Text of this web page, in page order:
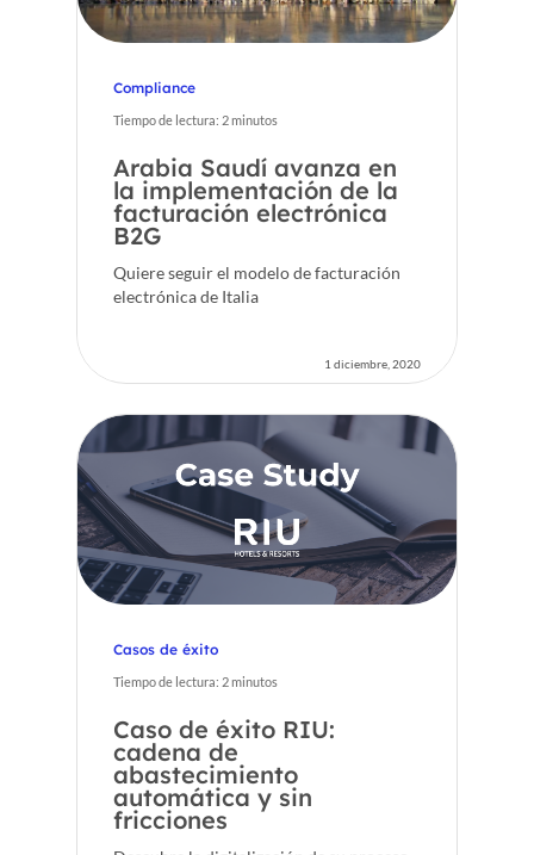
Compliance
Tiempo de lectura: 2minutos
Arabia Saudí avanza en
la implementación de la
facturación electrónica
B2G
Quiere seguir el modelo de facturación
electrónica de Italia
1 diciembre, 2020
Casos de éxito
Tiempo de lectura: 2minutos
Caso de éxito RIU:
cadena de
abastecimiento
automática y sin
fricciones
ES
FR
EN